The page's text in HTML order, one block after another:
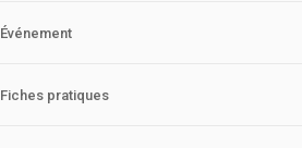
Événement
Fiches pratiques